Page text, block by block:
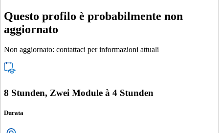
Questo profilo è probabilmente non
aggiornato
Non aggiornato: contattaci per informazioni attuali
8 Stunden, Zwei Module à 4 Stunden
Durata